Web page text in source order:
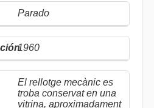
Parado
1960
El rellotge mecànic es
troba conservat en una
vitrina, aproximadament